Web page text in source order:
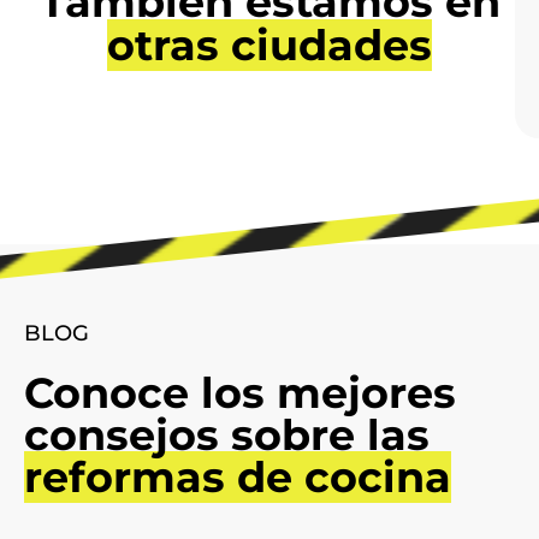
otras ciudades
BLOG
Conoce los mejores
consejos sobre las
reformas de cocina